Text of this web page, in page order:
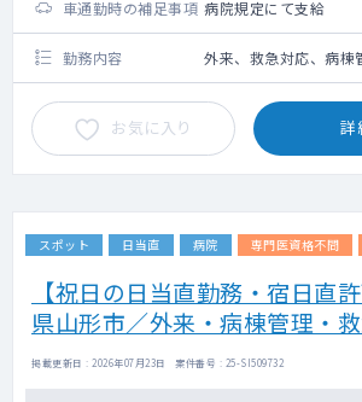
車通勤時の補足事項 病院規定にて支給
勤務内容 外来、救急対応、病棟
お気に入り 詳
スポット 日当直 病院 専門医資格不問
【祝日の日当直勤務・宿日直
県山形市／外来・病棟管理・
掲載更新日 : 2026年07月23日 案件番号 : 25-SI509732